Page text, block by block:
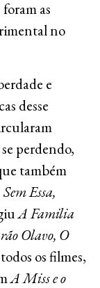
as
no
e
desse
perdendo,
também
Sem Essa,
A Familia
Olavo, O
os filmes,
A Miss e o